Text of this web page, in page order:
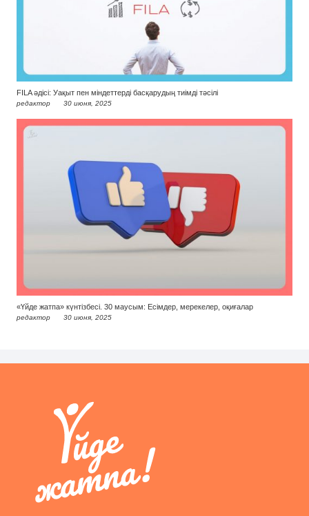
FILA әдісі: Уақыт пен міндеттерді басқарудың тиімді тәсілі
редактор 30 июня, 2025
«Үйде жатпа» күнтізбесі. 30 маусым: Есімдер, мерекелер, оқиғалар
редактор 30 июня, 2025